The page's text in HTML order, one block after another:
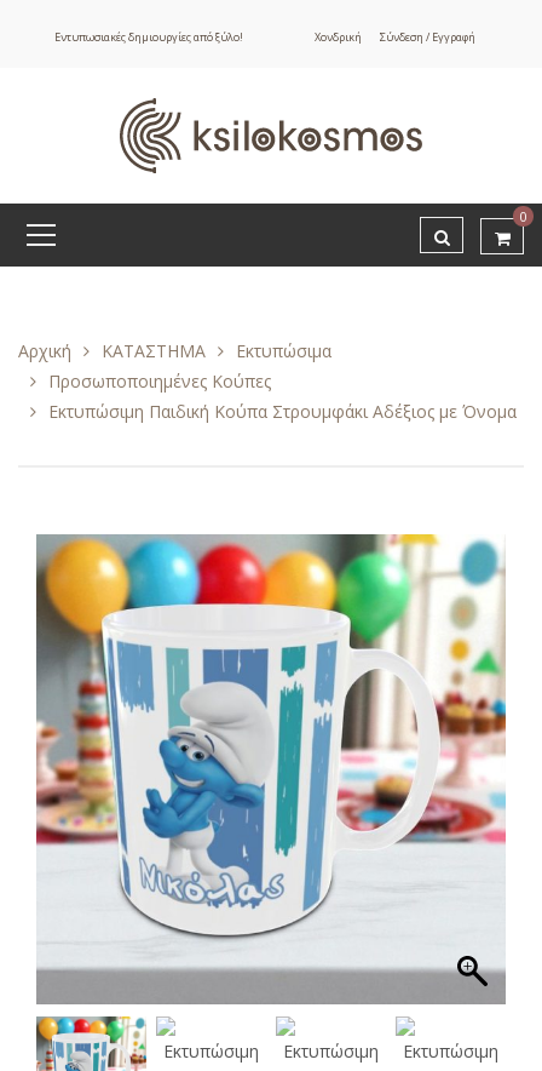
Εντυπωσιακές δημιουργίες από ξύλο! Χονδρική Σύνδεση / Εγγραφή
0
Αρχική ΚΑΤΑΣΤΗΜΑ
Εκτυπώσιμα
Προσωποποιημένες Κούπες
Εκτυπώσιμη Παιδική Κούπα Στρουμφάκι Αδέξιος με Όνομα